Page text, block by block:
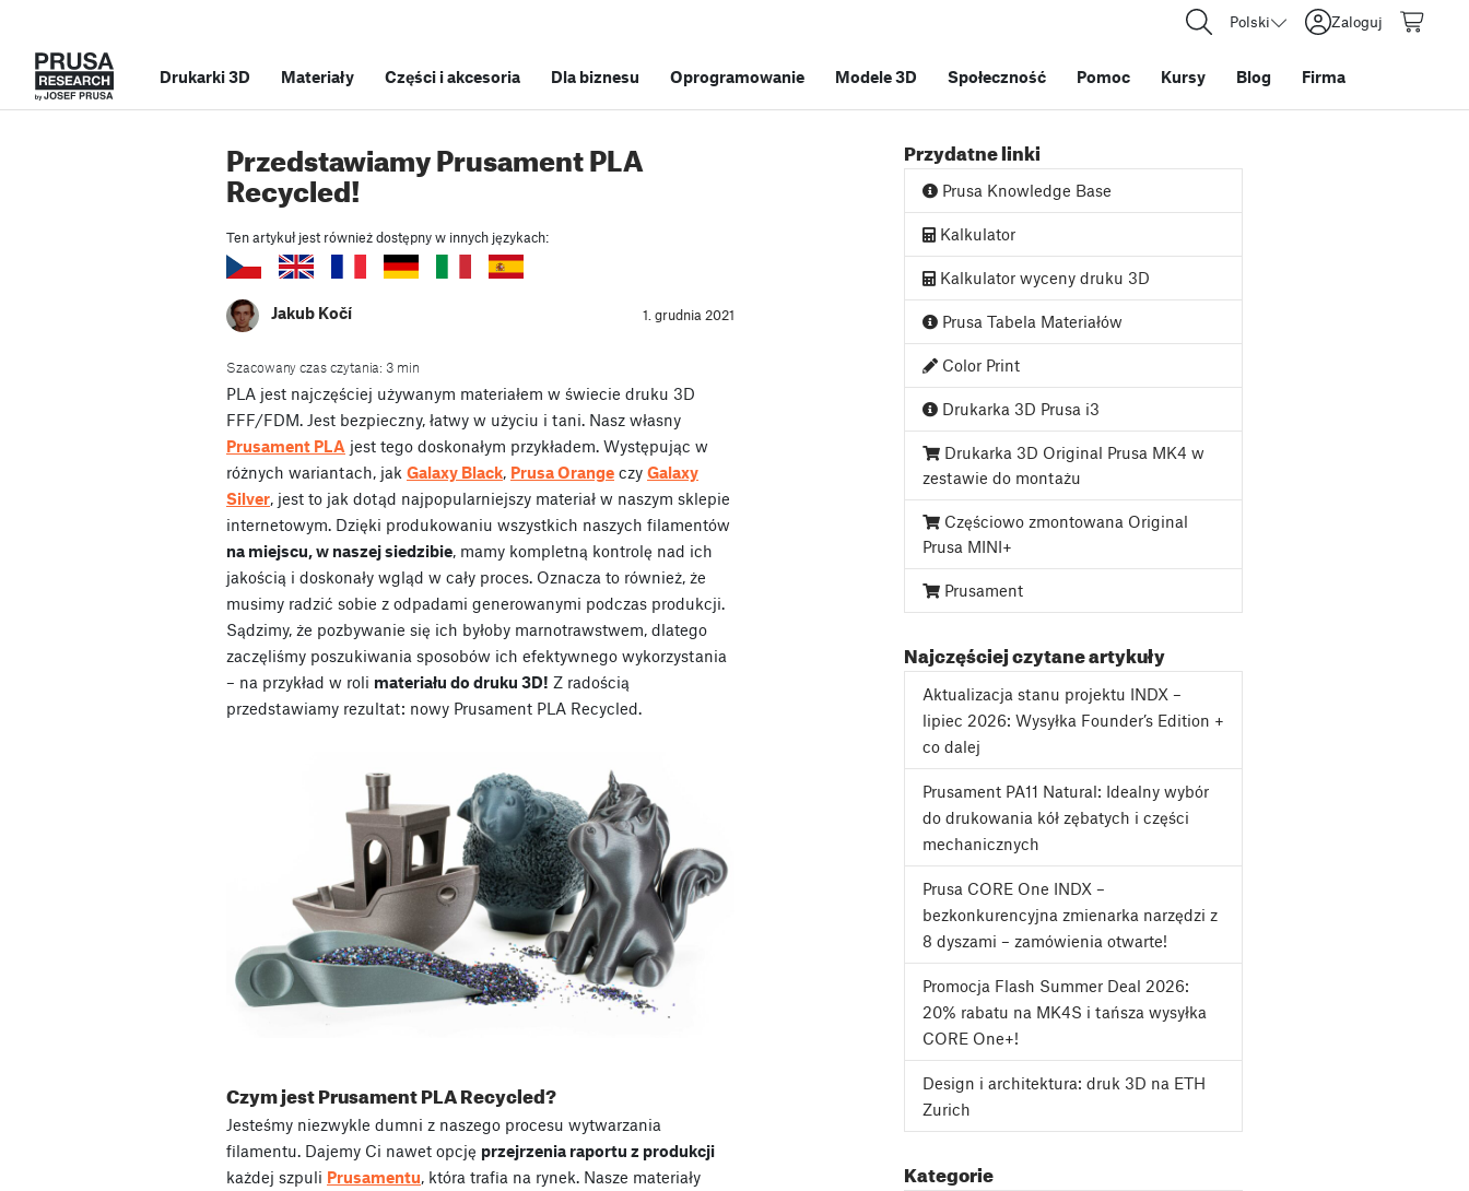
Polski Zaloguj
Drukarki 3D Materiały Części i akcesoria Dla biznesu Oprogramowanie Modele 3D Społeczność Pomoc Kursy Blog Firma
Przedstawiamy Prusament PLA
Recycled!
Ten artykuł jest również dostępny w innych językach:
Jakub Kočí 1. grudnia 2021
Szacowany czas czytania: 3 min
PLA jest najczęściej używanym materiałem w świecie druku 3D
FFF/FDM. Jest bezpieczny, łatwy w użyciu i tani. Nasz własny
Prusament PLA jest tego doskonałym przykładem. Występując w
różnych wariantach, jak Galaxy Black, Prusa Orange czy Galaxy
Silver, jest to jak dotąd najpopularniejszy materiał w naszym sklepie
internetowym. Dzięki produkowaniu wszystkich naszych filamentów
na miejscu, w naszej siedzibie, mamy kompletną kontrolę nad ich
jakością i doskonały wgląd w cały proces. Oznacza to również, że
musimy radzić sobie z odpadami generowanymi podczas produkcji.
Sądzimy, że pozbywanie się ich byłoby marnotrawstwem, dlatego
zaczęliśmy poszukiwania sposobów ich efektywnego wykorzystania
– na przykład w roli materiału do druku 3D! Z radością
przedstawiamy rezultat: nowy Prusament PLA Recycled.
Czym jest Prusament PLA Recycled?
Jesteśmy niezwykle dumni z naszego procesu wytwarzania
filamentu. Dajemy Ci nawet opcję przejrzenia raportu z produkcji
każdej szpuli Prusamentu, która trafia na rynek. Nasze materiały
Przydatne linki
Prusa Knowledge Base
Kalkulator
Kalkulator wyceny druku 3D
Prusa Tabela Materiałów
Color Print
Drukarka 3D Prusa i3
Drukarka 3D Original Prusa MK4 w
zestawie do montażu
Częściowo zmontowana Original
Prusa MINI+
Prusament
Najczęściej czytane artykuły
Aktualizacja stanu projektu INDX –
lipiec 2026: Wysyłka Founder’s Edition +
co dalej
Prusament PA11 Natural: Idealny wybór
do drukowania kół zębatych i części
mechanicznych
Prusa CORE One INDX –
bezkonkurencyjna zmienarka narzędzi z
8 dyszami – zamówienia otwarte!
Promocja Flash Summer Deal 2026:
20% rabatu na MK4S i tańsza wysyłka
CORE One+!
Design i architektura: druk 3D na ETH
Zurich
Kategorie